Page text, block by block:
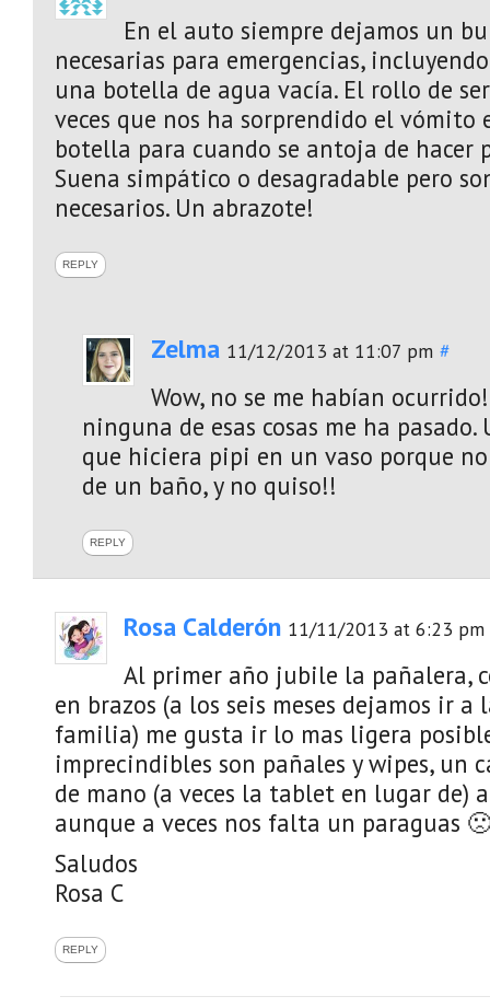
En el auto siempre dejamos un
necesarias para emergencias,
una botella de agua vacía. El rollo de
veces que nos ha sorprendido el vómito
botella para cuando se antoja de hacer
Suena simpático o desagradable pero
necesarios. Un abrazote!
REPLY
Zelma 11/12/2013 at 11:07 pm #
Wow, no se me habían
ninguna de esas cosas me ha pasado.
que hiciera pipi en un vaso porque
de un baño, y no quiso!!
REPLY
Rosa Calderón 11/11/2013 at 6:23 pm
Al primer año jubile la pañalera,
en brazos (a los seis meses dejamos ir
familia) me gusta ir lo mas ligera
imprecindibles son pañales y wipes, un
de mano (a veces la tablet en lugar de)
aunque a veces nos falta un paraguas 🙁
Saludos
Rosa C
REPLY